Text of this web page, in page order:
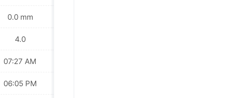
0.0 mm
4.0
07:27 AM
06:05 PM